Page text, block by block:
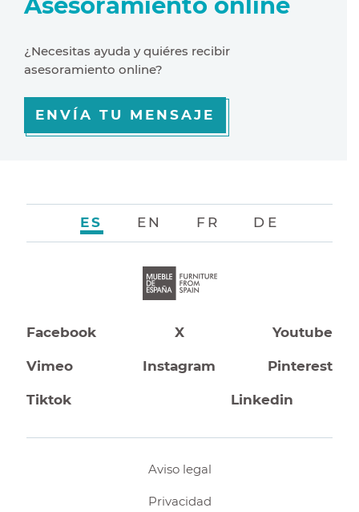
¿Necesitas ayuda y quiéres recibir
asesoramiento online?
ENVÍA TU MENSAJE
Facebook X Youtube
Vimeo Instagram Pinterest
Tiktok Linkedin
ES EN FR DE
Aviso legal
Privacidad